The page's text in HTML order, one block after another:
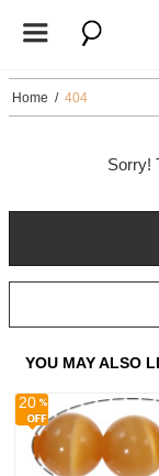
Home / 404
Sorry!
YOU MAY ALSO
20